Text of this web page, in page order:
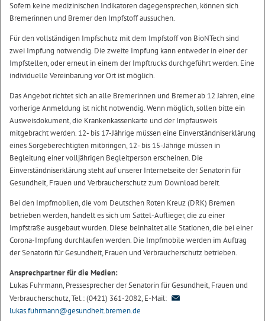
Sofern keine medizinischen Indikatoren dagegensprechen, können sich
Bremerinnen und Bremer den Impfstoff aussuchen.
Für den vollständigen Impfschutz mit dem Impfstoff von BioNTech sind
zwei Impfung notwendig. Die zweite Impfung kann entweder in einer der
Impfstellen, oder erneut in einem der Impftrucks durchgeführt werden. Eine
individuelle Vereinbarung vor Ort ist möglich.
Das Angebot richtet sich an alle Bremerinnen und Bremer ab 12 Jahren, eine
vorherige Anmeldung ist nicht notwendig. Wenn möglich, sollen bitte ein
Ausweisdokument, die Krankenkassenkarte und der Impfausweis
mitgebracht werden. 12- bis 17-Jährige müssen eine Einverständniserklärung
eines Sorgeberechtigten mitbringen, 12- bis 15-Jährige müssen in
Begleitung einer volljährigen Begleitperson erscheinen. Die
Einverständniserklärung steht auf unserer Internetseite der Senatorin für
Gesundheit, Frauen und Verbraucherschutz zum Download bereit.
Bei den Impfmobilen, die vom Deutschen Roten Kreuz (DRK) Bremen
betrieben werden, handelt es sich um Sattel-Auflieger, die zu einer
Impfstraße ausgebaut wurden. Diese beinhaltet alle Stationen, die bei einer
Corona-Impfung durchlaufen werden. Die Impfmobile werden im Auftrag
der Senatorin für Gesundheit, Frauen und Verbraucherschutz betrieben.
Ansprechpartner für die Medien:
Lukas Fuhrmann, Pressesprecher der Senatorin für Gesundheit, Frauen und
Verbraucherschutz, Tel.: (0421) 361-2082, E-Mail:
lukas.fuhrmann@gesundheit.bremen.de